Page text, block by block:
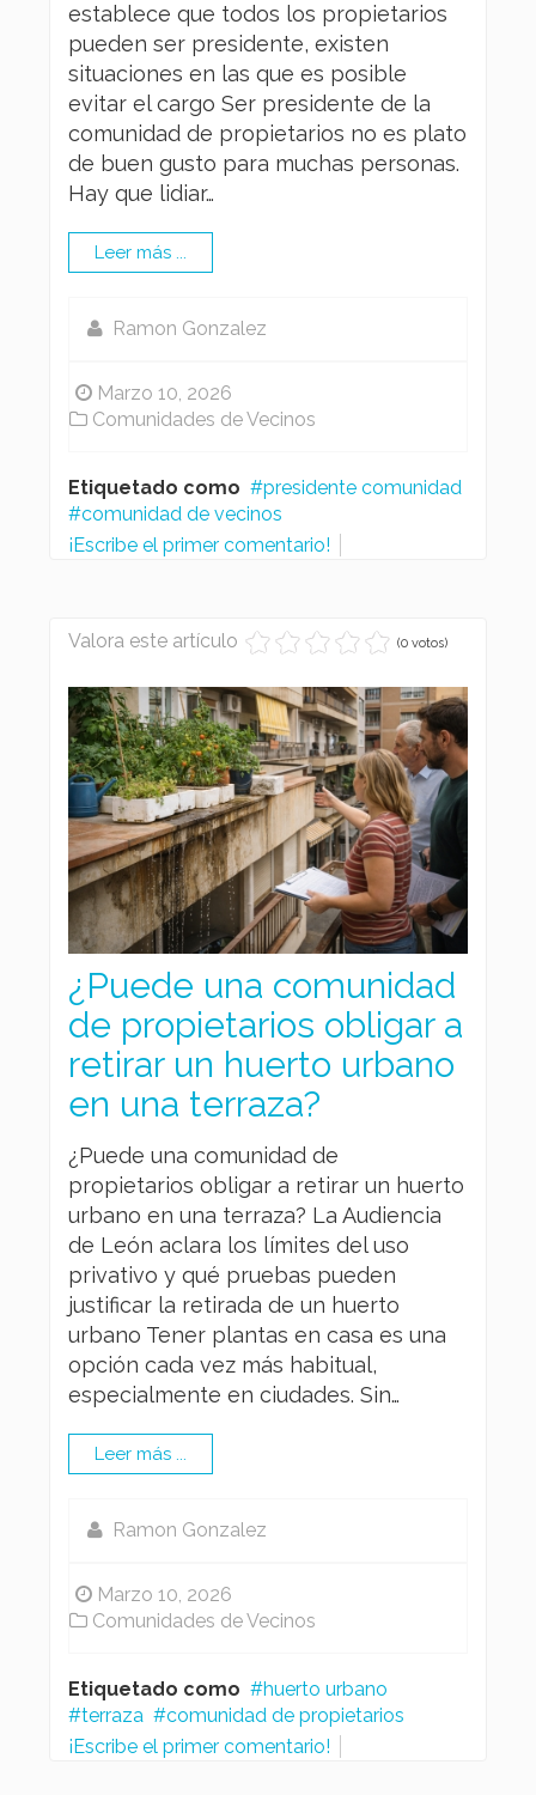
establece que todos los propietarios
pueden ser presidente, existen
situaciones en las que es posible
evitar el cargo Ser presidente de la
comunidad de propietarios no es plato
de buen gusto para muchas personas.
Hay que lidiar…
Leer más ...
Ramon Gonzalez
Marzo 10, 2026
Comunidades de Vecinos
Etiquetado como
presidente comunidad
comunidad de vecinos
¡Escribe el primer comentario!
Valora este artículo (0 votos)
¿Puede una comunidad
de propietarios obligar a
retirar un huerto urbano
en una terraza?
¿Puede una comunidad de
propietarios obligar a retirar un huerto
urbano en una terraza? La Audiencia
de León aclara los límites del uso
privativo y qué pruebas pueden
justificar la retirada de un huerto
urbano Tener plantas en casa es una
opción cada vez más habitual,
especialmente en ciudades. Sin…
Leer más ...
Ramon Gonzalez
Marzo 10, 2026
Comunidades de Vecinos
Etiquetado como
huerto urbano
terraza
comunidad de propietarios
¡Escribe el primer comentario!